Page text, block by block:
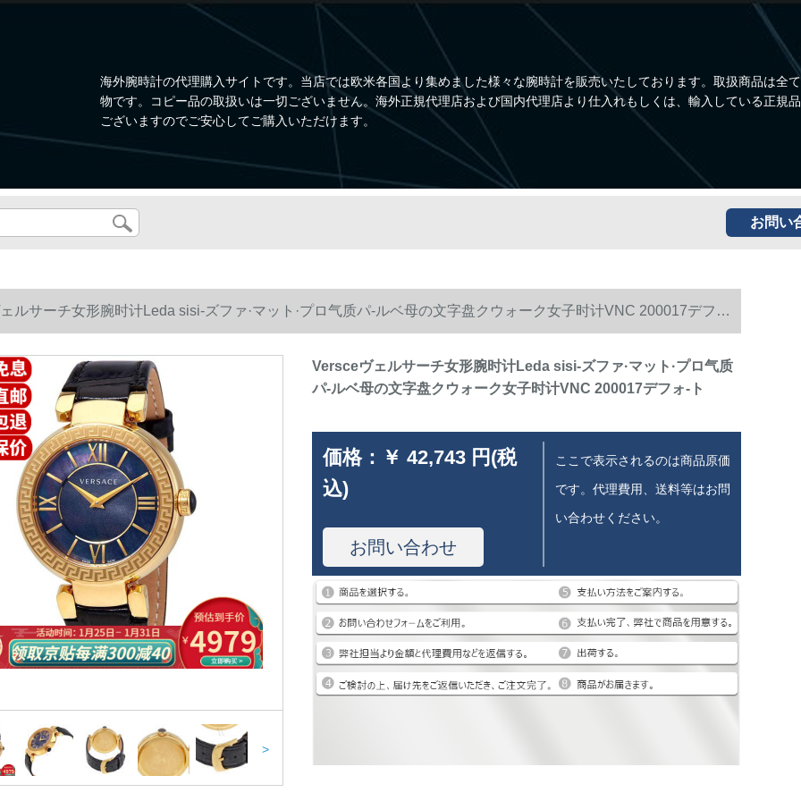
海外腕時計の代理購入サイトです。当店では欧米各国より集めました様々な腕時計を販売いたしております。取扱商品は全
物です。コピー品の取扱いは一切ございません。海外正規代理店および国内代理店より仕入れもしくは、輸入している正規
ございますのでご安心してご購入いただけます。
お問い
ルサーチ女形腕时计Leda sisi-ズファ·マット·プロ气质パ-ルベ母の文字盘クウォーク女子时计VNC 200017デフォ-
>
Versceヴェルサーチ女形腕时计Leda sisi-ズファ·マット·プロ气质
パ-ルベ母の文字盘クウォーク女子时计VNC 200017デフォ-ト
価格： ￥ 42,743 円(税
込)
お問い合わせ
ここで表示されるのは商品原価
です。代理費用、送料等はお問
い合わせください。